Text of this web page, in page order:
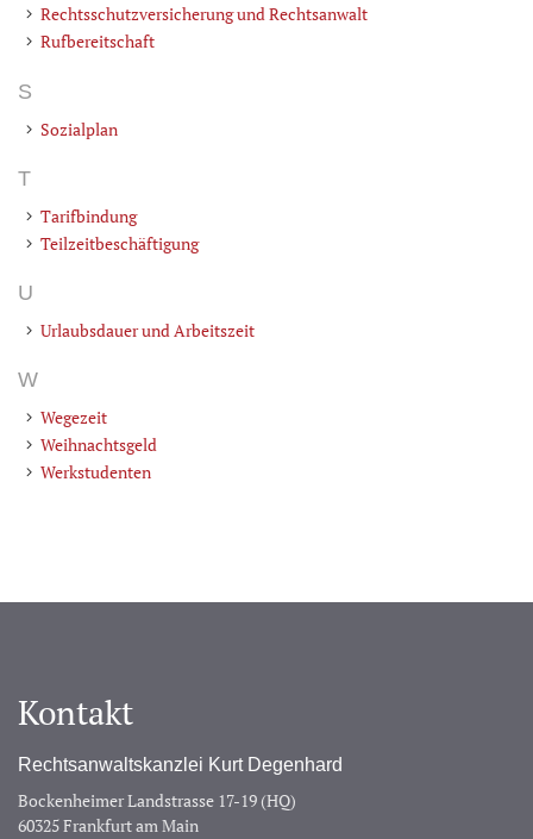
Rechtsschutzversicherung und Rechtsanwalt
Rufbereitschaft
S
Sozialplan
T
Tarifbindung
Teilzeitbeschäftigung
U
Urlaubsdauer und Arbeitszeit
W
Wegezeit
Weihnachtsgeld
Werkstudenten
Kontakt
Rechtsanwaltskanzlei Kurt Degenhard
Bockenheimer Landstrasse 17-19 (HQ)
60325 Frankfurt am Main